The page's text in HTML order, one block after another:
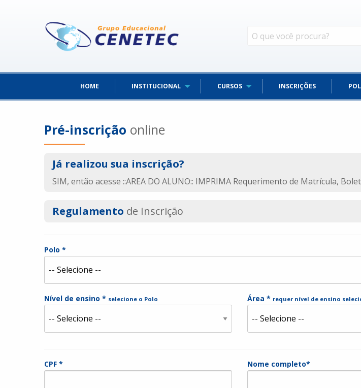
HOME INSTITUCIONAL CURSOS INSCRIÇÕES
Pré-inscrição online
Já realizou sua inscrição?
SIM, então acesse ::AREA DO ALUNO:: IMPRIMA Requerimento de Matrícula,
Regulamento de Inscrição
Polo *
Nível de ensino * selecione o Polo Área * requer nível de ensino
CPF * Nome completo*